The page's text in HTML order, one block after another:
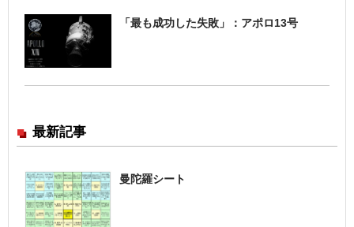
「最も成功した失敗」：アポロ13号
最新記事
曼陀羅シート